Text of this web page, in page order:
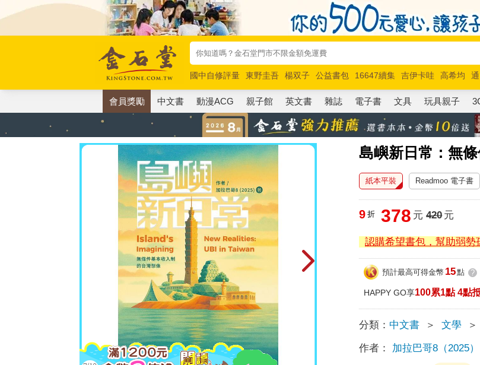
國中自修評量 東野圭吾 楊双子 公益書包 16647續集 吉伊卡哇 高希均
唯紅花綻放
奧德賽 路邊攤新作 馬斯克 玩具總動員5 超慢跑
會員獎勵 中文書 動漫ACG 親子館 英文書 雜誌 電子書 文具 玩具親子
島嶼新日常：無
紙本平裝 Readmoo 電子書
9 折 378 元 420元
認購希望書包，幫助弱勢
預計最高可得金幣 15點 ?
HAPPY GO享100累1點 4點
分類： 中文書 ＞ 文學 ＞
作者： 加拉巴哥8（2025）